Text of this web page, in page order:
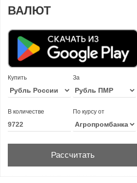
ВАЛЮТ
Купить За
В количестве По курсу от